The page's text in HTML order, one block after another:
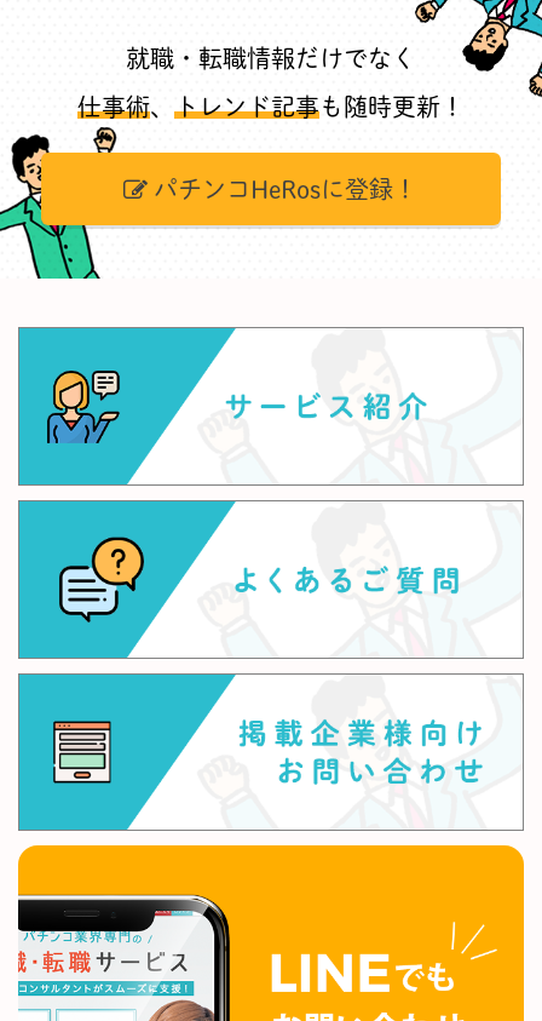
就職・転職情報だけでなく
仕事術、 トレンド記事も随時更新！
パチンコHeRosに登録！